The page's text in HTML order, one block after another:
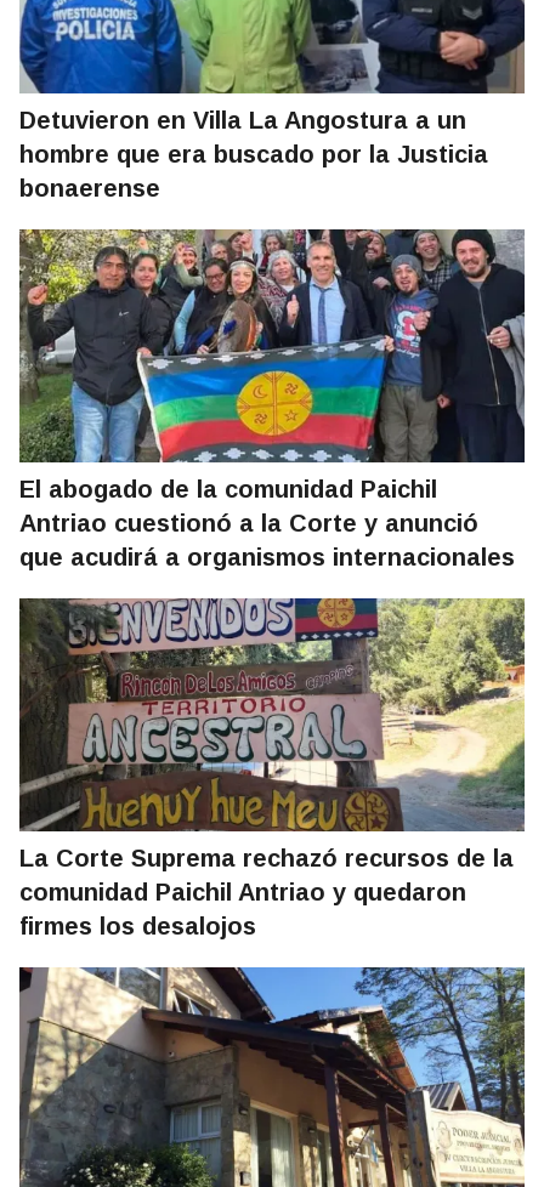
Detuvieron en Villa La Angostura a un
hombre que era buscado por la Justicia
bonaerense
El abogado de la comunidad Paichil
Antriao cuestionó a la Corte y anunció
que acudirá a organismos internacionales
La Corte Suprema rechazó recursos de la
comunidad Paichil Antriao y quedaron
firmes los desalojos